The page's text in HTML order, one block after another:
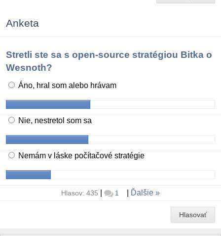
Anketa
Stretli ste sa s open-source stratégiou Bitka o
Wesnoth?
Áno, hral som alebo hrávam
Nie, nestretol som sa
Nemám v láske počítačové stratégie
Hlasov: 435 1 Ďalšie
Hlasovať